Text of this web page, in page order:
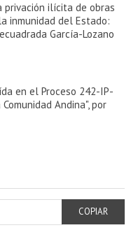
privación ilícita de obras
inmunidad del Estado:
García-Lozano
en el Proceso 242-IP-
Andina", por
COPIAR